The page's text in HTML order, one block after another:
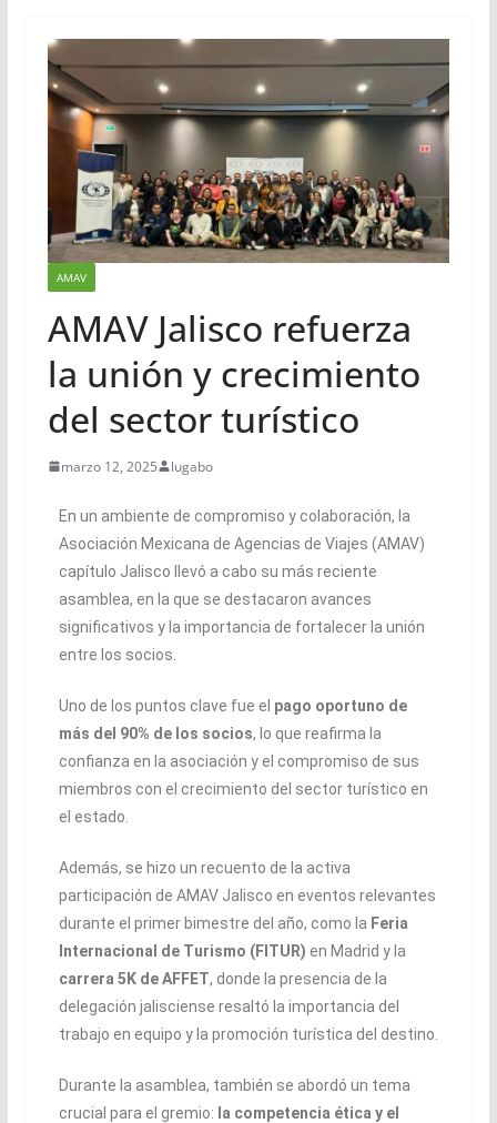
AMAV
AMAV Jalisco refuerza
la unión y crecimiento
del sector turístico
marzo 12, 2025 lugabo
En un ambiente de compromiso y colaboración, la
Asociación Mexicana de Agencias de Viajes (AMAV)
capítulo Jalisco llevó a cabo su más reciente
asamblea, en la que se destacaron avances
significativos y la importancia de fortalecer la unión
entre los socios.
Uno de los puntos clave fue el pago oportuno de
más del 90% de los socios, lo que reafirma la
confianza en la asociación y el compromiso de sus
miembros con el crecimiento del sector turístico en
el estado.
Además, se hizo un recuento de la activa
participación de AMAV Jalisco en eventos relevantes
durante el primer bimestre del año, como la Feria
Internacional de Turismo (FITUR) en Madrid y la
carrera 5K de AFFET, donde la presencia de la
delegación jalisciense resaltó la importancia del
trabajo en equipo y la promoción turística del destino.
Durante la asamblea, también se abordó un tema
crucial para el gremio: la competencia ética y el